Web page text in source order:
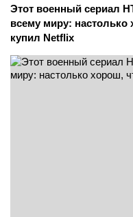
Этот военный сериал
всему миру: настолько
купил Netflix